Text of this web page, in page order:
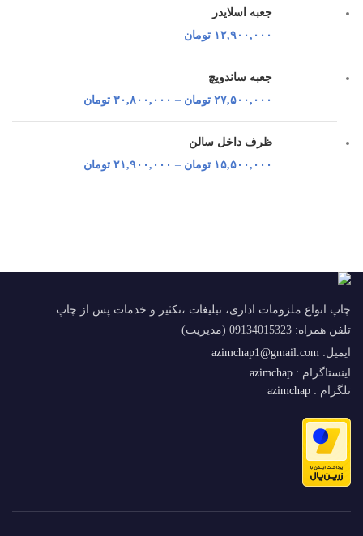
جعبه اسلایدر
۱۲,۹۰۰,۰۰۰ تومان
جعبه ساندویچ
۲۷,۵۰۰,۰۰۰ تومان – ۳۰,۸۰۰,۰۰۰ تومان
ظرف داخل سالن
۱۵,۵۰۰,۰۰۰ تومان – ۲۱,۹۰۰,۰۰۰ تومان
چاپ انواع ملزومات اداری، تبلیغات ،تکثیر و خدمات پس از چاپ
تلفن همراه: 09134015323 (مدیریت)
ایمیل: azimchap1@gmail.com
اینستاگرام : azimchap
تلگرام : azimchap